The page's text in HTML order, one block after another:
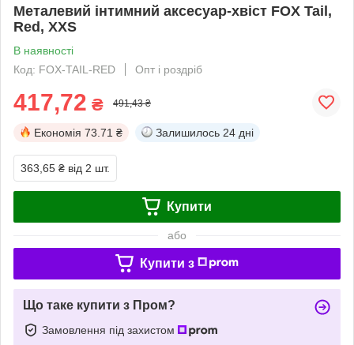
Металевий інтимний аксесуар-хвіст FOX Tail,
Red, XXS
В наявності
Код: FOX-TAIL-RED
Опт і роздріб
417,72 ₴ 491,43 ₴
Економія 73.71 ₴ Залишилось 24 дні
363,65 ₴ від 2 шт.
Купити
або
Купити з
Що таке купити з Пром?
Замовлення під захистом